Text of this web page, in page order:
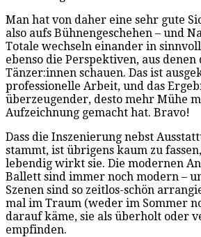
Man hat von daher eine sehr gute
also aufs Bühnengeschehen – und
Totale wechseln einander in
ebenso die Perspektiven, aus
Tänzer:innen schauen. Das ist
professionelle Arbeit, und das
überzeugender, desto mehr Mühe
Aufzeichnung gemacht hat. Bravo!
Dass die Inszenierung nebst
stammt, ist übrigens kaum zu
lebendig wirkt sie. Die modernen
Ballett sind immer noch modern –
Szenen sind so zeitlos-schön
mal im Traum (weder im Sommer
darauf käme, sie als überholt oder
empfinden.